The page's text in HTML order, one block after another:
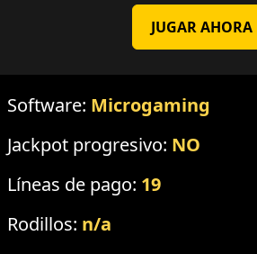
JUGAR AHORA
Software: Microgaming
Jackpot progresivo: NO
Líneas de pago: 19
Rodillos: n/a